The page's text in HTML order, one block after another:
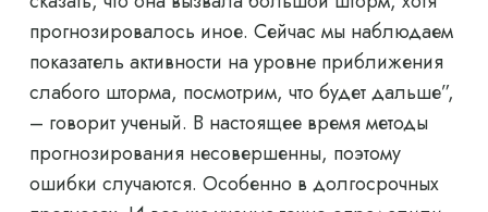
прогнозировалось иное. Сейчас мы наблюдаем
показатель активности на уровне приближения
слабого шторма, посмотрим, что будет дальше”,
– говорит ученый. В настоящее время методы
прогнозирования несовершенны, поэтому
ошибки случаются. Особенно в долгосрочных